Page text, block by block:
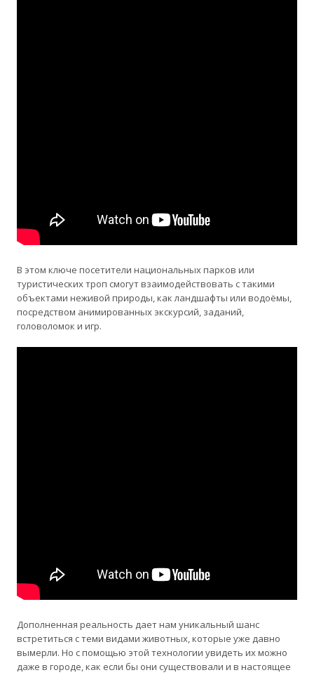
В этом ключе посетители национальных парков или
туристических троп смогут взаимодействовать с такими
объектами неживой природы, как ландшафты или водоёмы,
посредством анимированных экскурсий, заданий,
головоломок и игр.
Дополненная реальность дает нам уникальный шанс
встретиться с теми видами животных, которые уже давно
вымерли. Но с помощью этой технологии увидеть их можно
даже в городе, как если бы они существовали и в настоящее